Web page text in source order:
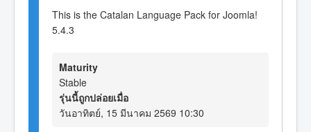
This is the Catalan Language Pack for Joomla!
5.4.3
Maturity
Stable
รุ่นนี้ถูกปล่อยเมื่อ
วันอาทิตย์, 15 มีนาคม 2569 10:30